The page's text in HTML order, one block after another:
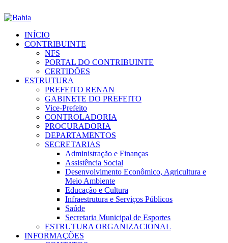
INÍCIO
CONTRIBUINTE
NFS
PORTAL DO CONTRIBUINTE
CERTIDÕES
ESTRUTURA
PREFEITO RENAN
GABINETE DO PREFEITO
Vice-Prefeito
CONTROLADORIA
PROCURADORIA
DEPARTAMENTOS
SECRETARIAS
Administração e Finanças
Assistência Social
Desenvolvimento Econômico, Agricultura e
Meio Ambiente
Educação e Cultura
Infraestrutura e Serviços Públicos
Saúde
Secretaria Municipal de Esportes
ESTRUTURA ORGANIZACIONAL
INFORMAÇÕES